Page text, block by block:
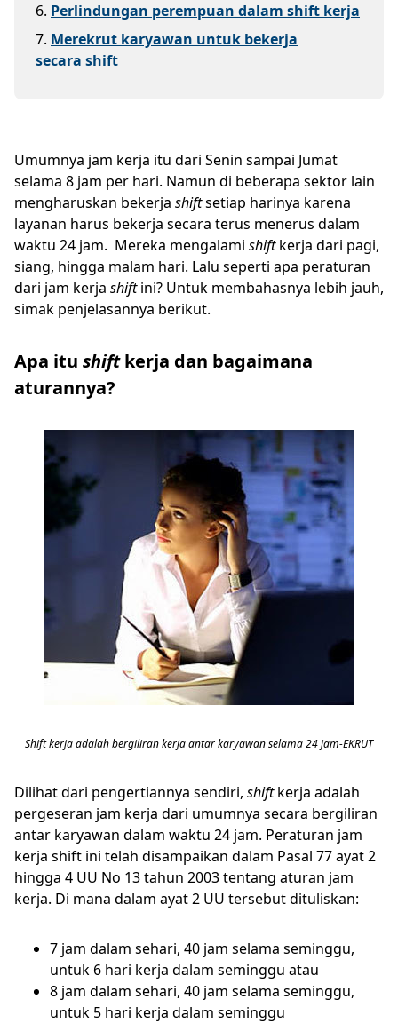
6. Perlindungan perempuan dalam shift kerja
7. Merekrut karyawan untuk bekerja
secara shift
Umumnya jam kerja itu dari Senin sampai Jumat
selama 8 jam per hari. Namun di beberapa sektor lain
mengharuskan bekerja shiftsetiap harinya karena
layanan harus bekerja secara terus menerus dalam
waktu 24 jam. Mereka mengalami shiftkerja dari pagi,
siang, hingga malam hari. Lalu seperti apa peraturan
dari jam kerja shiftini? Untuk membahasnya lebih jauh,
simak penjelasannya berikut.
Apa itu shiftkerja dan bagaimana
aturannya?
Shift kerja adalah bergiliran kerja antar karyawan selama 24 jam-EKRUT
Dilihat dari pengertiannya sendiri, shiftkerja adalah
pergeseran jam kerja dari umumnya secara bergiliran
antar karyawan dalam waktu 24 jam. Peraturan jam
kerja shift ini telah disampaikan dalam Pasal 77 ayat 2
hingga 4 UU No 13 tahun 2003 tentang aturan jam
kerja. Di mana dalam ayat 2 UU tersebut dituliskan:
7 jam dalam sehari, 40 jam selama seminggu,
untuk 6 hari kerja dalam seminggu atau
8 jam dalam sehari, 40 jam selama seminggu,
untuk 5 hari kerja dalam seminggu